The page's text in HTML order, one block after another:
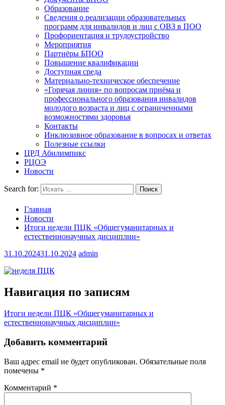
Образование
Сведения о реализации образовательных
программ для инвалидов и лиц с ОВЗ в ПОО
Профориентация и трудоустройство
Мероприятия
Партнёры БПОО
Повышение квалификации
Доступная среда
Материально-техническое обеспечение
«Горячая линия» по вопросам приёма и
профессионального образования инвалидов
молодого возраста и лиц с ограниченными
возможностями здоровья
Контакты
Инклюзивное образование в вопросах и ответах
Полезные ссылки
ЦРД Абилимпикс
РЦОЭ
Новости
Search for:
Главная
Новости
Итоги недели ПЦК «Общегуманитарных и
естественнонаучных дисциплин»
31.10.202431.10.2024 admin
Навигация по записям
Итоги недели ПЦК «Общегуманитарных и
естественнонаучных дисциплин»
Добавить комментарий
Ваш адрес email не будет опубликован. Обязательные поля
помечены *
Комментарий *